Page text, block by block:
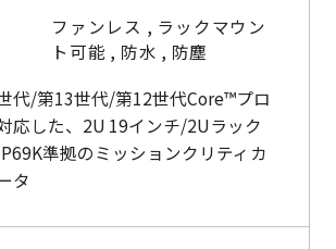
ファンレス , ラックマウン
ト可能 , 防水 , 防塵
代/第13世代/第12世代Core™プロ
応した、2U 19インチ/2Uラック
準拠のミッションクリティカ
タ